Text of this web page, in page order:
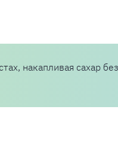
накапливая сахар без